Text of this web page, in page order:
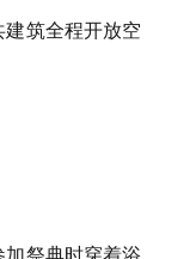
筑全程开放空